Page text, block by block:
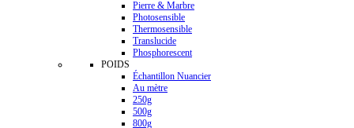
Pierre & Marbre
Photosensible
Thermosensible
Translucide
Phosphorescent
POIDS
Échantillon Nuancier
Au mètre
250g
500g
800g